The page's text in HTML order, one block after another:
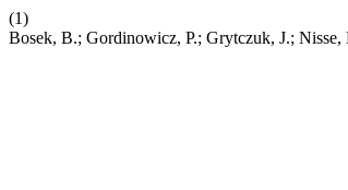
(1)
Bosek, B.; Gordinowicz, P.; Grytczuk, J.;